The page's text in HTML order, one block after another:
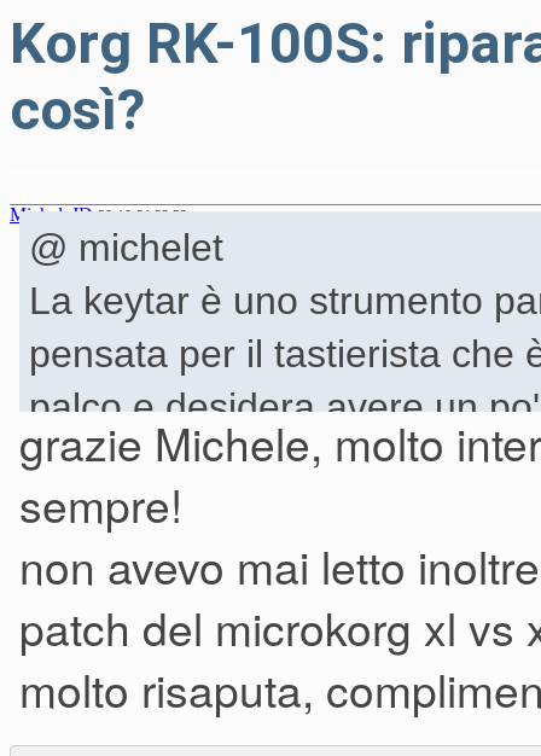
Korg RK-100S:
così?
MicheleJD 30-10-21 22.23
@ michelet
La keytar è uno strumento
pensata per il tastierista che
palco e desidera avere un
untopo di studio, è uno
certo interesse, in qualità di
dalle dimensioni
controlli fisici un po' più
sintetizzatore o workstation
un paio di anni fa l'avevo
grazie Michele, molto
sempre!
non avevo mai letto
patch del microkorg xl
molto risaputa,